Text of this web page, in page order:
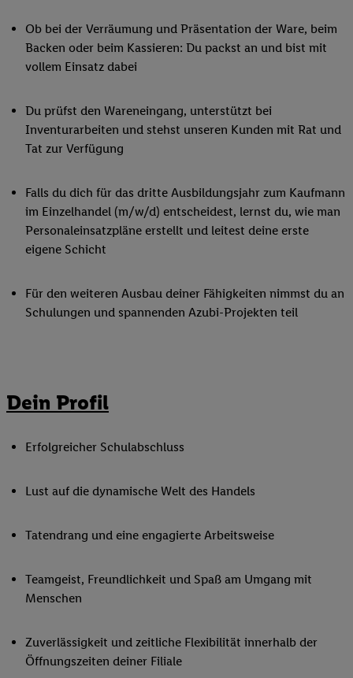
Ob bei der Verräumung und Präsentation der Ware, beim
Backen oder beim Kassieren: Du packst an und bist mit
vollem Einsatz dabei
Du prüfst den Wareneingang, unterstützt bei
Inventurarbeiten und stehst unseren Kunden mit Rat und
Tat zur Verfügung
Falls du dich für das dritte Ausbildungsjahr zum Kaufmann
im Einzelhandel (m/w/d) entscheidest, lernst du, wie man
Personaleinsatzpläne erstellt und leitest deine erste
eigene Schicht
Für den weiteren Ausbau deiner Fähigkeiten nimmst du an
Schulungen und spannenden Azubi-Projekten teil
Dein Profil
Erfolgreicher Schulabschluss
Lust auf die dynamische Welt des Handels
Tatendrang und eine engagierte Arbeitsweise
Teamgeist, Freundlichkeit und Spaß am Umgang mit
Menschen
Zuverlässigkeit und zeitliche Flexibilität innerhalb der
Öffnungszeiten deiner Filiale